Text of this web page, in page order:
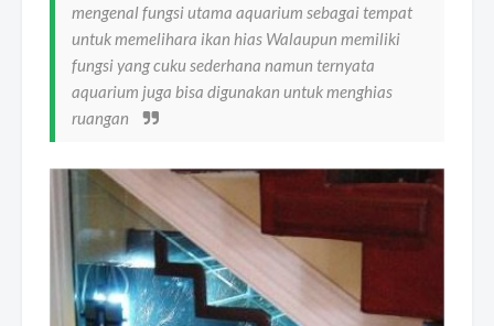
mengenal fungsi utama aquarium sebagai tempat
untuk memelihara ikan hias Walaupun memiliki
fungsi yang cuku sederhana namun ternyata
aquarium juga bisa digunakan untuk menghias
ruangan